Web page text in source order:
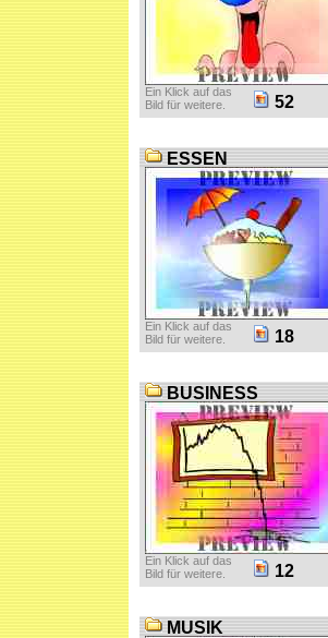
Ein Klick auf das
Bild für weitere.
52
ESSEN
Ein Klick auf das
Bild für weitere.
18
BUSINESS
Ein Klick auf das
Bild für weitere.
12
MUSIK